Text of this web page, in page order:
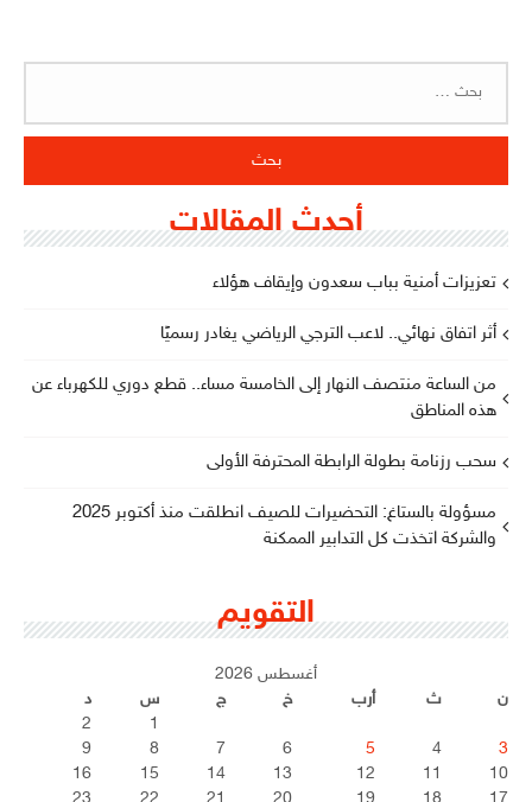
أحدث المقالات
تعزيزات أمنية بباب سعدون وإيقاف هؤلاء
أثر اتفاق نهائي.. لاعب الترجي الرياضي يغادر رسميًا
من الساعة منتصف النهار إلى الخامسة مساء.. قطع دوري للكهرباء عن
هذه المناطق
سحب رزنامة بطولة الرابطة المحترفة الأولى
مسؤولة بالستاغ: التحضيرات للصيف انطلقت منذ أكتوبر 2025
والشركة اتخذت كل التدابير الممكنة
التقويم
أغسطس 2026
ن
ث أرب خ ج س
د
1
2
3
4
5
6
7
8
9
10
11
12
13
14
15
16